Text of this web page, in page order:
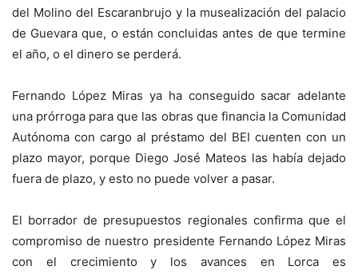
del Molino del Escaranbrujo y la musealización del palacio
de Guevara que, o están concluidas antes de que termine
el año, o el dinero se perderá.
Fernando López Miras ya ha conseguido sacar adelante
una prórroga para que las obras que financia la Comunidad
Autónoma con cargo al préstamo del BEI cuenten con un
plazo mayor, porque Diego José Mateos las había dejado
fuera de plazo, y esto no puede volver a pasar.
El borrador de presupuestos regionales confirma que el
compromiso de nuestro presidente Fernando López Miras
con el crecimiento y los avances en Lorca es